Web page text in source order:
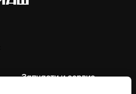
Запчасти и сервис